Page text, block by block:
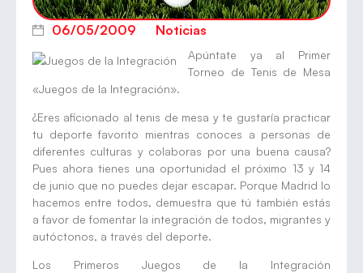
06/05/2009 Noticias
Apúntate ya al Primer
Torneo de Tenis de Mesa
«Juegos de la Integración».
¿Eres aficionado al tenis de mesa y te gustaría practicar
tu deporte favorito mientras conoces a personas de
diferentes culturas y colaboras por una buena causa?
Pues ahora tienes una oportunidad el próximo 13 y 14
de junio que no puedes dejar escapar. Porque Madrid lo
hacemos entre todos, demuestra que tú también estás
a favor de fomentar la integración de todos, migrantes y
autóctonos, a través del deporte.
Los Primeros Juegos de la Integración